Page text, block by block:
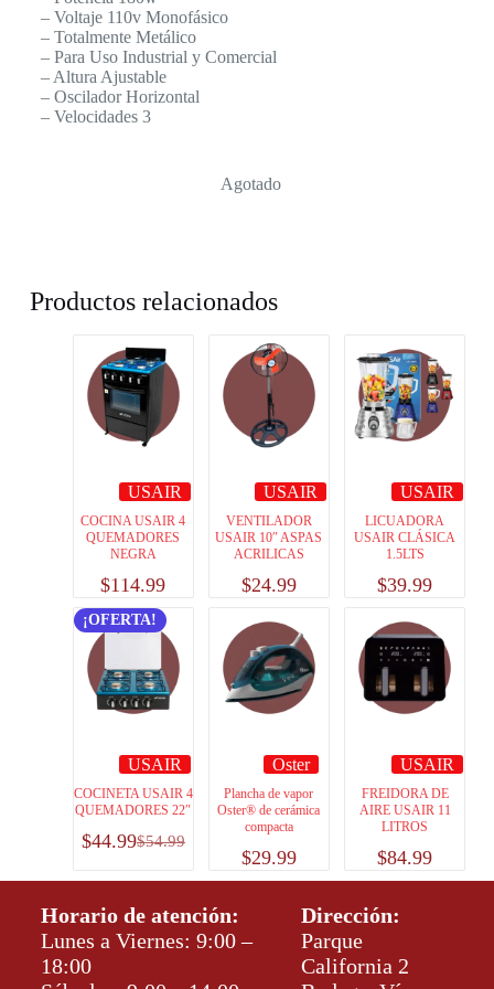
– Voltaje 110v Monofásico
– Totalmente Metálico
– Para Uso Industrial y Comercial
– Altura Ajustable
– Oscilador Horizontal
– Velocidades 3
Agotado
Productos relacionados
USAIR
COCINA USAIR 4
QUEMADORES
NEGRA
$114.99
USAIR
VENTILADOR
USAIR 10″ ASPAS
ACRILICAS
$24.99
USAIR
LICUADORA
USAIR CLÁSICA
1.5LTS
$39.99
¡OFERTA!
USAIR
COCINETA USAIR 4
QUEMADORES 22″
$54.99
$44.99
Oster
Plancha de vapor
Oster® de cerámica
compacta
$29.99
USAIR
FREIDORA DE
AIRE USAIR 11
LITROS
$84.99
Horario de atención:
Lunes a Viernes: 9:00 –
18:00
Dirección:
Parque
California 2